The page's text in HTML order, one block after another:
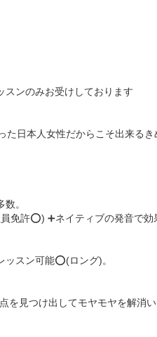
スンのみお受けしております
た日本人女性だからこそ出来る
。
免許⭕️) ➕ネイティブの発音で
スン可能⭕️(ロング)。
を見つけ出してモヤモヤを解消